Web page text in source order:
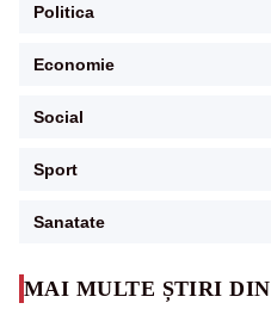
MAI MULTE ȘTIRI DIN
Politica
Economie
Social
Sport
Sanatate